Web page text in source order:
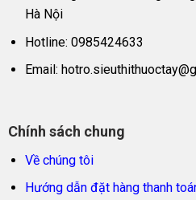
Hà Nội
Hotline: 0985424633
Email:
Chính sách chung
Về chúng tôi
Hướng dẫn đặt hàng thanh